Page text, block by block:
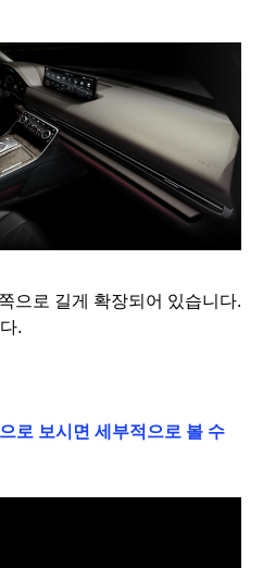
으로 길게 확장되어 있습니다.
.
로 보시면 세부적으로 볼 수